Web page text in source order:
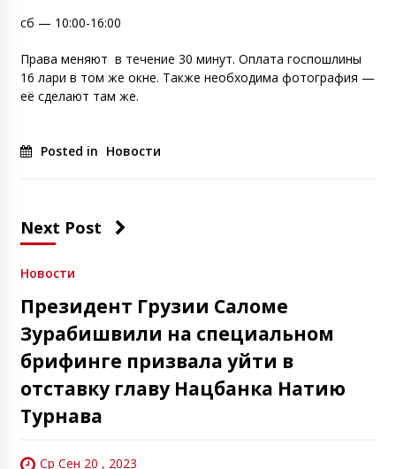
сб — 10:00-16:00
Права меняют в течение 30 минут. Оплата госпошлины
16 лари в том же окне. Также необходима фотография —
её сделают там же.
Posted in Новости
Next Post
Новости
Президент Грузии Саломе
Зурабишвили на специальном
брифинге призвала уйти в
отставку главу Нацбанка Натию
Турнава
Ср Сен 20 , 2023